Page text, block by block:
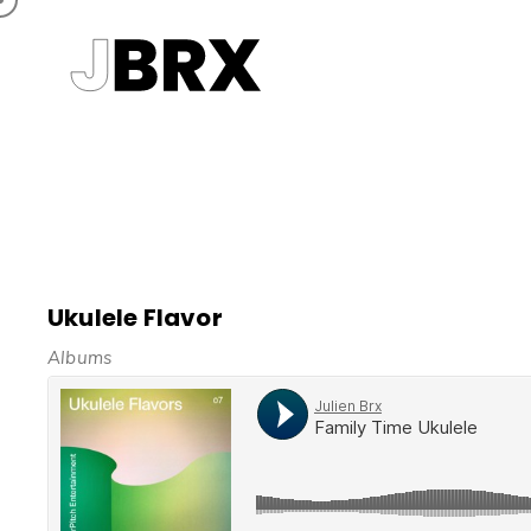
Ukulele Flavor
Albums